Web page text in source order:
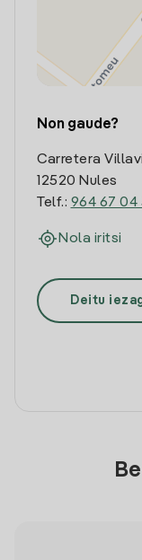
Non gaude?
Carretera
12520 Nules
Telf.: 964 67 04
Nola iritsi
Deitu